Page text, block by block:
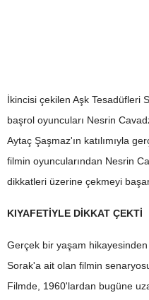
İkincisi çekilen Aşk Tesadüfleri
başrol oyuncuları Nesrin
Aytaç Şaşmaz'ın katılımıyla
filmin oyuncularından Nesrin
dikkatleri üzerine çekmeyi
KIYAFETİYLE DİKKAT ÇEKTİ
Gerçek bir yaşam
Sorak'a ait olan filmin
Filmde, 1960'lardan bugüne